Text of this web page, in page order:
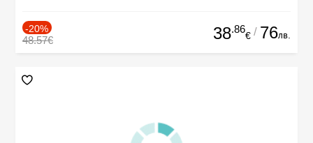
-20%
48.57€ 38.86
€ / 76лв.